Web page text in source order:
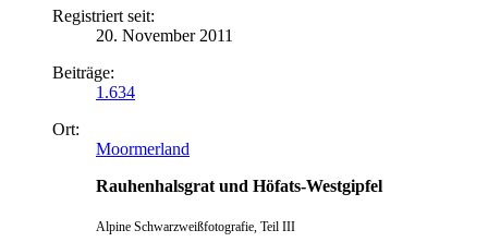
Registriert seit:
20. November 2011
Beiträge:
1.634
Ort:
Moormerland
Rauhenhalsgrat und Höfats-Westgipfel
Alpine Schwarzweißfotografie, Teil III